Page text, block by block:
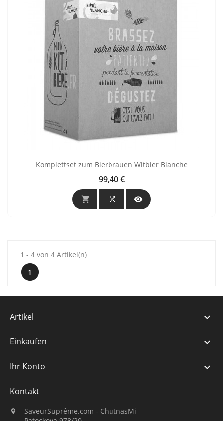
Komplettset zum Bierbrauen Witbier Blanche
Preis
99,40 €
  
1 - 4 von 4 Artikel(n)
1
Artikel 
Einkaufen 
Ihr Konto 
Kontakt

SaveurSuprême.com - ChutnasMi